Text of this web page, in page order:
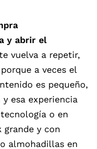
y abrir el
vuelva a repetir,
a veces el
es pequeño,
esa experiencia
o en
grande y con
almohadillas en